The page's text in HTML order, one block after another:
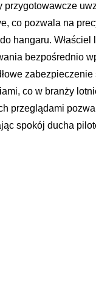
przygotowawcze
co pozwala na
hangaru.
bezpośrednio
co w branży
przeglądami
spokój ducha